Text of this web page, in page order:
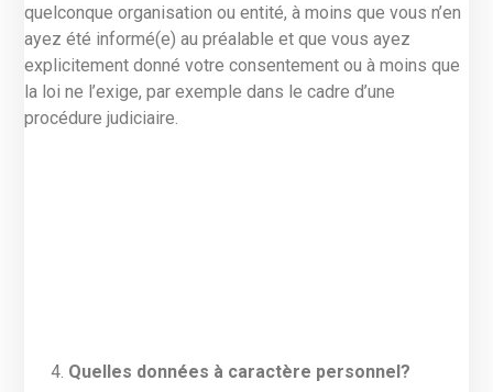
quelconque organisation ou entité, à moins que vous n’en
ayez été informé(e) au préalable et que vous ayez
explicitement donné votre consentement ou à moins que
la loi ne l’exige, par exemple dans le cadre d’une
procédure judiciaire.
Quelles données à caractère personnel?